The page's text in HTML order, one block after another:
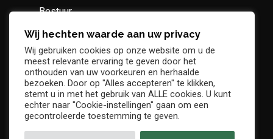
Bestuur
Geschiedenis
Supportersclub
Socio Business Club
Wij hechten waarde aan uw privacy
Wij gebruiken cookies op onze website om u de
meest relevante ervaring te geven door het
onthouden van uw voorkeuren en herhaalde
bezoeken. Door op "Alles accepteren" te klikken,
stemt u in met het gebruik van ALLE cookies. U kunt
echter naar "Cookie-instellingen" gaan om een
gecontroleerde toestemming te geven.